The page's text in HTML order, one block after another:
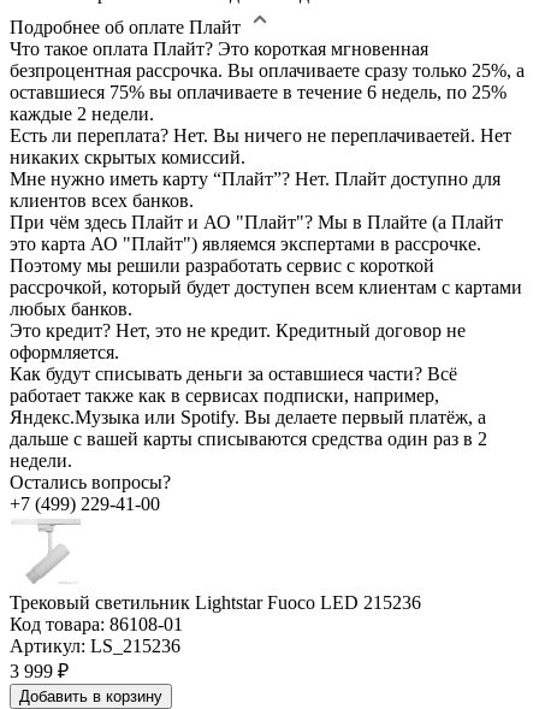
Подробнее об оплате Плайт
Что такое оплата Плайт? Это короткая мгновенная
безпроцентная рассрочка. Вы оплачиваете сразу только 25%, а
оставшиеся 75% вы оплачиваете в течение 6 недель, по 25%
каждые 2 недели.
Есть ли переплата? Нет. Вы ничего не переплачиваетей. Нет
никаких скрытых комиссий.
Мне нужно иметь карту “Плайт”? Нет. Плайт доступно для
клиентов всех банков.
При чём здесь Плайт и АО "Плайт"? Мы в Плайте (а Плайт
это карта АО "Плайт") являемся экспертами в рассрочке.
Поэтому мы решили разработать сервис с короткой
рассрочкой, который будет доступен всем клиентам с картами
любых банков.
Это кредит? Нет, это не кредит. Кредитный договор не
оформляется.
Как будут списывать деньги за оставшиеся части? Всё
работает также как в сервисах подписки, например,
Яндекс.Музыка или Spotify. Вы делаете первый платёж, а
дальше с вашей карты списываются средства один раз в 2
недели.
Остались вопросы?
+7 (499) 229-41-00
Трековый светильник Lightstar Fuoco LED 215236
Код товара: 86108-01
Артикул: LS_215236
3 999 ₽
Добавить в корзину